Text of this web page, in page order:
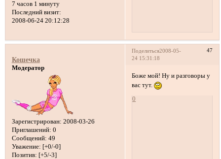
7 часов 1 минуту
Последний визит:
2008-06-24 20:12:28
Поделиться 47
2008-05-
24 15:31:18
Кошечка
Модератор
Зарегистрирован: 2008-03-26
Приглашений: 0
Сообщений: 49
Уважение: [+0/-0]
Позитив: [+5/-3]
Боже мой! Ну и разговоры у
вас тут.
0